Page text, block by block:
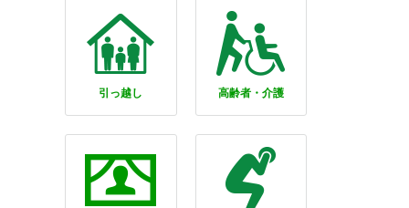
引っ越し 高齢者・介護